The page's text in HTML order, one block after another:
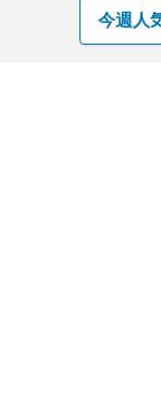
今週人